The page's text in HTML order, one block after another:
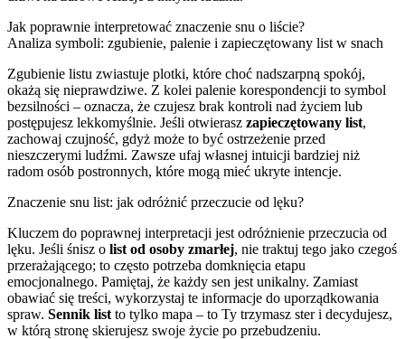
Jak poprawnie interpretować znaczenie snu o liście?
Analiza symboli: zgubienie, palenie i zapieczętowany list w snach
Zgubienie listu zwiastuje plotki, które choć nadszarpną spokój,
okażą się nieprawdziwe. Z kolei palenie korespondencji to symbol
bezsilności – oznacza, że czujesz brak kontroli nad życiem lub
postępujesz lekkomyślnie. Jeśli otwierasz zapieczętowany list,
zachowaj czujność, gdyż może to być ostrzeżenie przed
nieszczerymi ludźmi. Zawsze ufaj własnej intuicji bardziej niż
radom osób postronnych, które mogą mieć ukryte intencje.
Znaczenie snu list: jak odróżnić przeczucie od lęku?
Kluczem do poprawnej interpretacji jest odróżnienie przeczucia od
lęku. Jeśli śnisz o list od osoby zmarłej, nie traktuj tego jako czegoś
przerażającego; to często potrzeba domknięcia etapu
emocjonalnego. Pamiętaj, że każdy sen jest unikalny. Zamiast
obawiać się treści, wykorzystaj te informacje do uporządkowania
spraw. Sennik list to tylko mapa – to Ty trzymasz ster i decydujesz,
w którą stronę skierujesz swoje życie po przebudzeniu.